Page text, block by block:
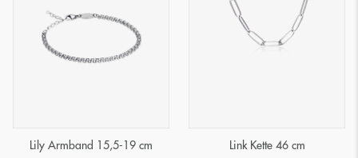
Lily Armband 15,5-19 cm Link Kette 46 cm